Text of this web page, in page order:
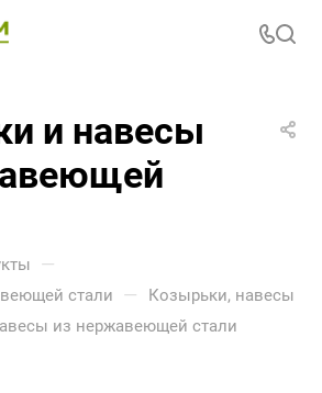
и навесы
—
стали — Козырьки, навесы
из нержавеющей стали